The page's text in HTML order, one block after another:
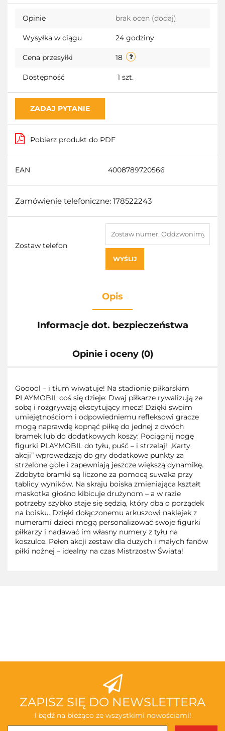
Do
Opinie brak ocen (dodaj)
Wysyłka w ciągu 24 godziny
Cena przesyłki 18
Dostępność 1 szt.
ZADAJ PYTANIE
Pobierz produkt do PDF
EAN 4008789720566
Zamówienie telefoniczne: 178522243
Zostaw telefon
WYŚLIJ
Opis
Informacje dot. bezpieczeństwa
Opinie i oceny (0)
Gooool – i tłum wiwatuje! Na stadionie piłkarskim
PLAYMOBIL coś się dzieje: Dwaj piłkarze rywalizują ze
sobą i rozgrywają ekscytujący mecz! Dzięki swoim
umiejętnościom i odpowiedniemu refleksowi gracze
mogą naprawdę kopnąć piłkę do jednej z dwóch
bramek lub do dodatkowych koszy: Pociągnij nogę
figurki PLAYMOBIL do tyłu, puść – i strzelaj! „Karty
akcji” wprowadzają do gry dodatkowe punkty za
strzelone gole i zapewniają jeszcze większą dynamikę.
Zdobyte bramki są liczone za pomocą suwaka przy
tablicy wyników. Na skraju boiska zmieniająca kształt
maskotka głośno kibicuje drużynom – a w razie
potrzeby szybko staje się sędzią, który dba o porządek
na boisku. Dzięki dołączonemu arkuszowi naklejek z
numerami dzieci mogą personalizować swoje figurki
piłkarzy i nadawać im własny numery z tyłu na
koszulce. Pełen akcji zestaw dla dużych i małych fanów
piłki nożnej – idealny na czas Mistrzostw Świata!
ABAKUS
ZAPISZ SIĘ DO NEWSLETTERA
I bądź na bieżąco ze wszystkimi nowościami!